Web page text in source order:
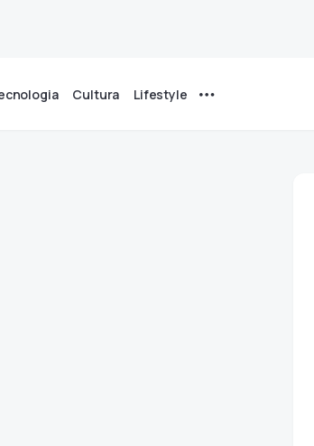
Cultura Lifestyle